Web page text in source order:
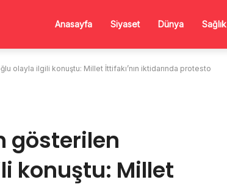
Anasayfa Siyaset Dünya Sağlık
olayla ilgili konuştu: Millet İttifakı’nın iktidarında protesto
gösterilen
konuştu: Millet